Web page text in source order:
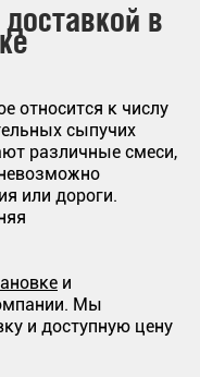
в
относится к числу
сыпучих
различные смеси,
или дороги.
и
Мы
и доступную цену